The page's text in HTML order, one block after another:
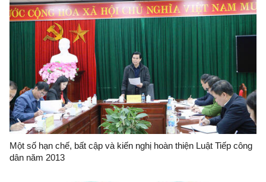
Một số hạn chế, bất cập và kiến nghị hoàn thiện Luật Tiếp công
dân năm 2013